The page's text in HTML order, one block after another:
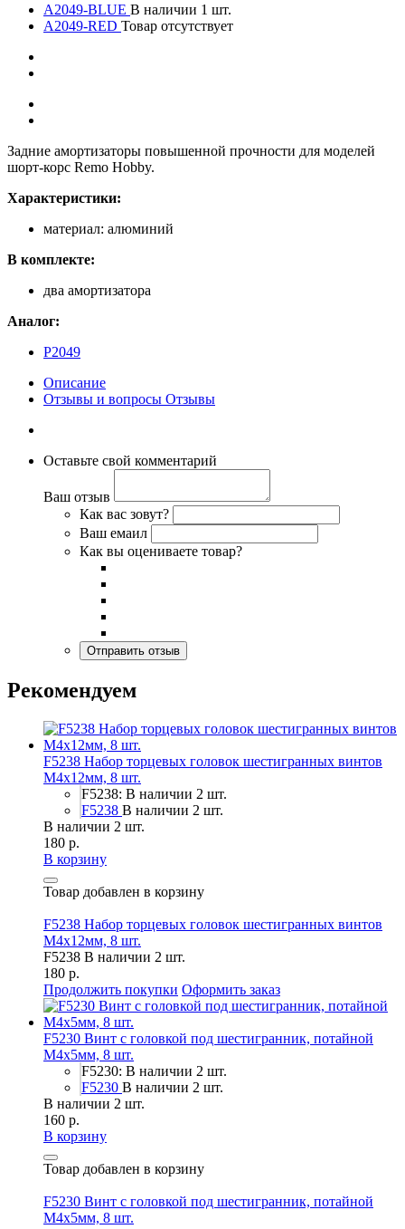
A2049-BLUE В наличии 1 шт.
A2049-RED Товар отсутствует
Задние амортизаторы повышенной прочности для моделей
шорт-корс Remo Hobby.
Характеристики:
материал: алюминий
В комплекте:
два амортизатора
Аналог:
P2049
Описание
Отзывы и вопросы Отзывы
Оставьте свой комментарий
Ваш отзыв
Как вас зовут?
Ваш емаил
Как вы оцениваете товар?
Рекомендуем
F5238 Набор торцевых головок шестигранных винтов
M4x12мм, 8 шт.
F5238: В наличии 2 шт.
F5238 В наличии 2 шт.
В наличии 2 шт.
180 р.
В корзину
Товар добавлен в корзину
F5238 Набор торцевых головок шестигранных винтов
M4x12мм, 8 шт.
F5238 В наличии 2 шт.
180 р.
Продолжить покупки Оформить заказ
F5230 Винт с головкой под шестигранник, потайной
М4х5мм, 8 шт.
F5230: В наличии 2 шт.
F5230 В наличии 2 шт.
В наличии 2 шт.
160 р.
В корзину
Товар добавлен в корзину
F5230 Винт с головкой под шестигранник, потайной
М4х5мм, 8 шт.